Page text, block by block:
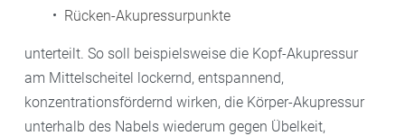
Rücken-Akupressurpunkte
unterteilt. So soll beispielsweise die Kopf-Akupressur
am Mittelscheitel lockernd, entspannend,
konzentrationsfördernd wirken, die Körper-Akupressur
unterhalb des Nabels wiederum gegen Übelkeit,